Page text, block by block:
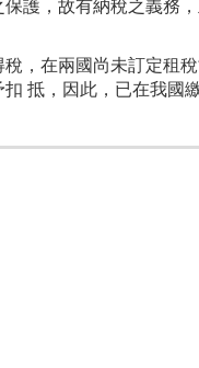
護，故有納稅之義務
在兩國尚未訂定租稅
抵，因此，已在我國